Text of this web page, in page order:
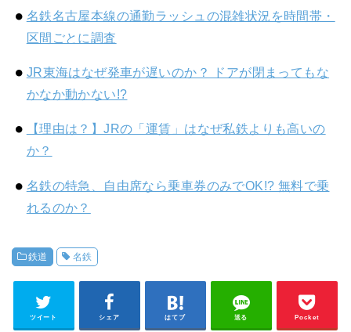
名鉄名古屋本線の通勤ラッシュの混雑状況を時間帯・
区間ごとに調査
JR東海はなぜ発車が遅いのか？ ドアが閉まってもな
かなか動かない!?
【理由は？】JRの「運賃」はなぜ私鉄よりも高いの
か？
名鉄の特急、自由席なら乗車券のみでOK!? 無料で乗
れるのか？
鉄道 名鉄
ツイート シェア はてブ 送る Pocket